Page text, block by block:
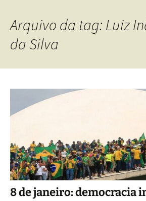
Arquivo da tag: Luiz
da Silva
8 de janeiro: democracia